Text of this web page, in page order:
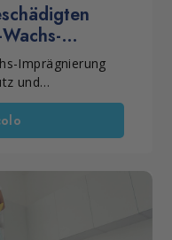
Imprägnierung
und
liegt das an
Boden nicht
stabilisieren.
Außerdem
des Parketts.